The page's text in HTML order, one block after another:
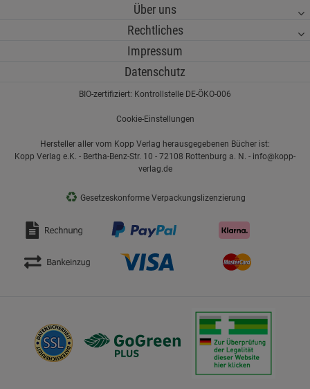
Über uns
Rechtliches
Impressum
Datenschutz
BIO-zertifiziert: Kontrollstelle DE-ÖKO-006
Cookie-Einstellungen
Hersteller aller vom Kopp Verlag herausgegebenen Bücher ist:
Kopp Verlag e.K. - Bertha-Benz-Str. 10 - 72108 Rottenburg a. N. - info@kopp-
verlag.de
♻ Gesetzeskonforme Verpackungslizenzierung